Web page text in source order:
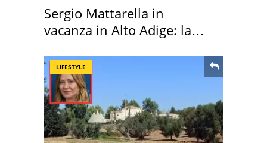
Sergio Mattarella in
vacanza in Alto Adige: la
LIFESTYLE